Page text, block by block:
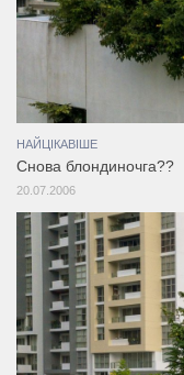
НАЙЦІКАВІШЕ
Снова блондиночга??
20.07.2006